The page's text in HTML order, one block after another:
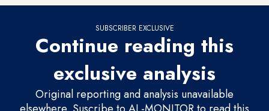
SUBSCRIBER EXCLUSIVE
Continue reading this
exclusive analysis
Original reporting and analysis unavailable